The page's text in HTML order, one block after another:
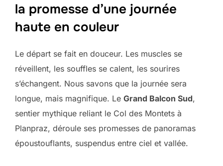
la promesse d’une journée
haute en couleur
Le départ se fait en douceur. Les muscles se
réveillent, les souffles se calent, les sourires
s’échangent. Nous savons que la journée sera
longue, mais magnifique. Le Grand Balcon Sud,
sentier mythique reliant le Col des Montets à
Planpraz, déroule ses promesses de panoramas
époustouflants, suspendus entre ciel et vallée.